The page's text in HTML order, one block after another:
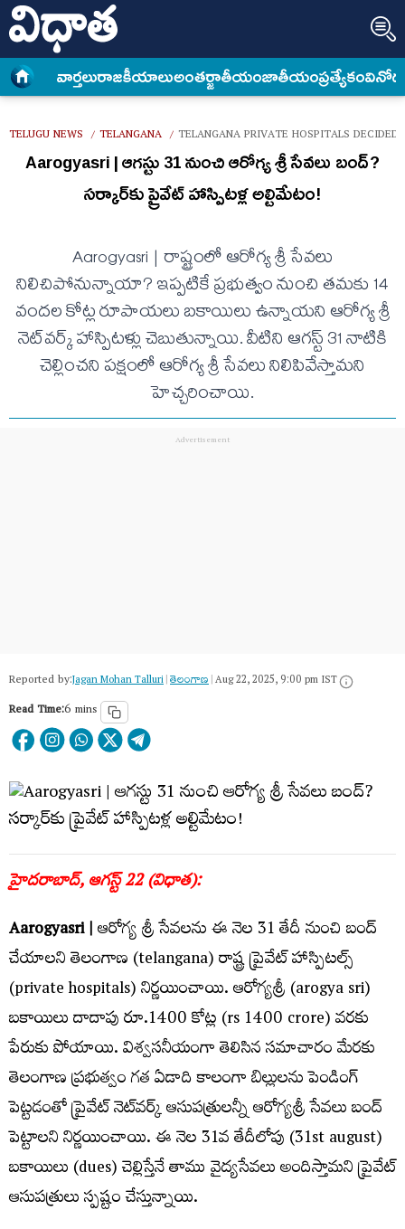
వార్త‌లురాజకీయాలుఅంత‌ర్జాతీయంజాతీయంప్రత్యేకం
TELUGU NEWS / TELANGANA / TELANGANA PRIVATE HOSPITALS
Aarogyasri | ఆగ‌స్టు 31 నుంచి ఆరోగ్య శ్రీ సేవ‌లు బంద్‌?
సర్కార్‌కు ప్రైవేట్‌ హాస్పిటళ్ల అల్టిమేటం!
Aarogyasri | రాష్ట్రంలో ఆరోగ్య శ్రీ సేవలు
నిలిచిపోనున్నాయా? ఇప్పటికే ప్రభుత్వం నుంచి తమకు 14
వందల కోట్ల రూపాయలు బకాయిలు ఉన్నాయని ఆరోగ్య శ్రీ
నెట్‌వర్క్‌ హాస్పిటళ్లు చెబుతున్నాయి. వీటిని ఆగస్ట్‌ 31 నాటికి
చెల్లించని పక్షంలో ఆరోగ్య శ్రీ సేవలు నిలిపివేస్తామని
హెచ్చరించాయి.
Reported by:Jagan Mohan Talluri|తెలంగాణ‌|Aug 22, 2025, 9:00 pm IST
Read Time:6 mins
హైద‌రాబాద్‌, ఆగ‌స్ట్‌ 22 (విధాత‌):
Aarogyasri |ఆరోగ్య శ్రీ సేవ‌లను ఈ నెల 31 తేదీ నుంచి బంద్
చేయాల‌ని తెలంగాణ (telangana) రాష్ట్ర ప్రైవేట్ హాస్పిటల్స్‌
(private hospitals) నిర్ణయించాయి. ఆరోగ్య‌శ్రీ (arogya sri)
బ‌కాయిలు దాదాపు రూ.1400 కోట్ల (rs 1400 crore) వ‌ర‌కు
పేరుకు పోయాయి. విశ్వ‌స‌నీయంగా తెలిసిన స‌మాచారం మేర‌కు
తెలంగాణ ప్రభుత్వం గత ఏడాది కాలంగా బిల్లులను పెండింగ్
పెట్టడంతో ప్రైవేట్ నెట్‌వర్క్‌ ఆసుపత్రులన్నీ ఆరోగ్యశ్రీ సేవ‌లు బంద్
పెట్టాల‌ని నిర్ణ‌యించాయి. ఈ నెల 31వ తేదీలోపు (31st august)
బ‌కాయిలు (dues) చెల్లిస్తేనే తాము వైద్య‌సేవ‌లు అందిస్తామ‌ని ప్రైవేట్
ఆసుప‌త్రులు స్ప‌ష్టం చేస్తున్నాయి.